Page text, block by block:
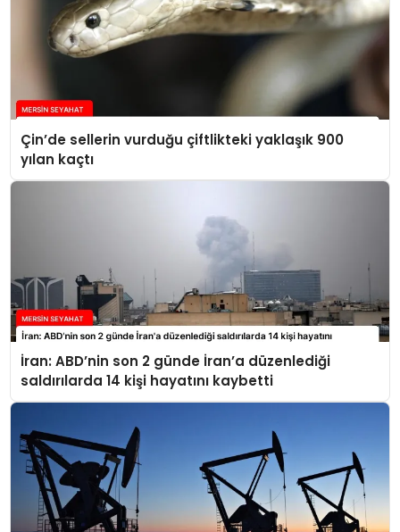
Çin’de sellerin vurduğu çiftlikteki yaklaşık 900
yılan kaçtı
İran: ABD’nin son 2 günde İran’a düzenlediği
saldırılarda 14 kişi hayatını kaybetti